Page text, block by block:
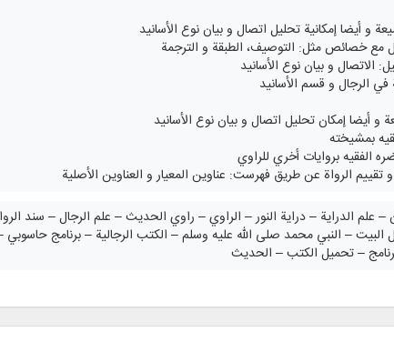
و أيضا إمكانية تحليل اتصال و بيان نوع الأسانيد
مع خصائص مثل: التوصيف، الطبقة و الترجمة
و بيان نوع الأسانيد
في الرجال و قسم الأسانيد
أيضا إمكان تحليل اتصال و بيان نوع الأسانيد
بمشيخته
الفقيه بروايات أخري للراوي
تقييم الرواة عن طريق فهرست: عناوين المعيار و العناوين الأصلية
علم الدراية – دراية النور – الراوي – راوي الحديث – علم الرجال – سند
البيت – النبي محمد صلى الله عليه وسلم – الكتب الرجالية – برنامج حاسوبي –
– تحميل الكتب – الحديث